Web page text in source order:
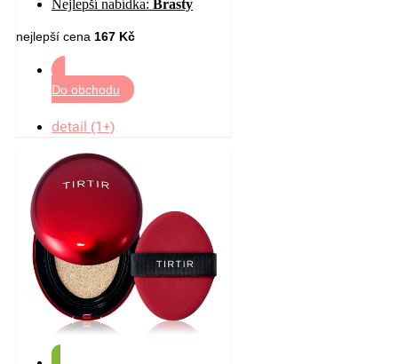
Nejlepší nabídka: Brasty
nejlepší cena 167 Kč
Do obchodu
detail (1+)